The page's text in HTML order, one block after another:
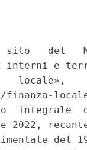
sito   del
interni e
locale»,
locale
integrale
2022,
del